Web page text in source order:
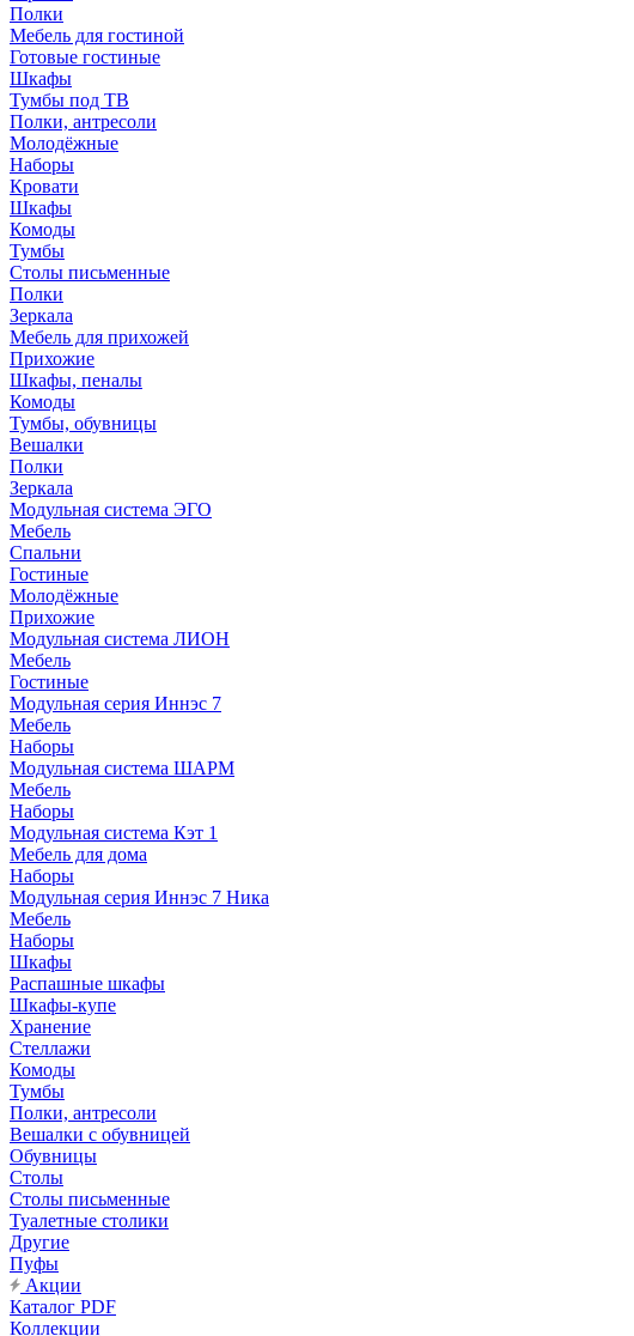
Полки
Мебель для гостиной
Готовые гостиные
Шкафы
Тумбы под ТВ
Полки, антресоли
Молодёжные
Наборы
Кровати
Шкафы
Комоды
Тумбы
Столы письменные
Полки
Зеркала
Мебель для прихожей
Прихожие
Шкафы, пеналы
Комоды
Тумбы, обувницы
Вешалки
Полки
Зеркала
Модульная система ЭГО
Мебель
Спальни
Гостиные
Молодёжные
Прихожие
Модульная система ЛИОН
Мебель
Гостиные
Модульная серия Иннэс 7
Мебель
Наборы
Модульная система ШАРМ
Мебель
Наборы
Модульная система Кэт 1
Мебель для дома
Наборы
Модульная серия Иннэс 7 Ника
Мебель
Наборы
Шкафы
Распашные шкафы
Шкафы-купе
Хранение
Стеллажи
Комоды
Тумбы
Полки, антресоли
Вешалки с обувницей
Обувницы
Столы
Столы письменные
Туалетные столики
Другие
Пуфы
Акции
Каталог PDF
Коллекции